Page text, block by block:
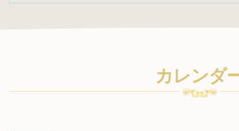
カレンダ